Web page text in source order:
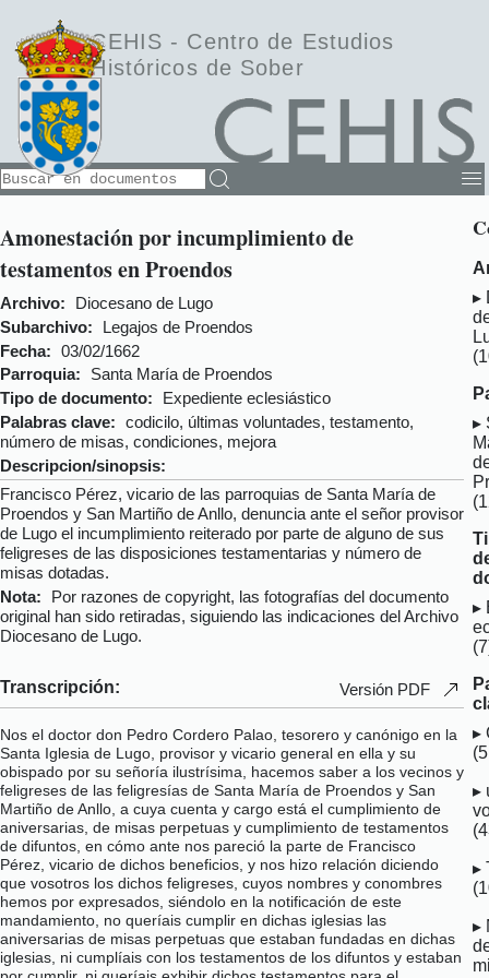
CEHIS - Centro de Estudios
Históricos de Sober
Amonestación por incumplimiento de
testamentos en Proendos
Archivo:
Diocesano de Lugo
Subarchivo:
Legajos de Proendos
Fecha:
03/02/1662
Parroquia:
Santa María de Proendos
Tipo de documento:
Expediente eclesiástico
Palabras clave:
codicilo, últimas voluntades, testamento,
número de misas, condiciones, mejora
Descripcion/sinopsis:
Francisco Pérez, vicario de las parroquias de Santa María de
Proendos y San Martiño de Anllo, denuncia ante el señor provisor
de Lugo el incumplimiento reiterado por parte de alguno de sus
feligreses de las disposiciones testamentarias y número de
misas dotadas.
Nota:
Por razones de copyright, las fotografías del documento
original han sido retiradas, siguiendo las indicaciones del Archivo
Diocesano de Lugo.
Transcripción: Versión PDF
Nos el doctor don Pedro Cordero Palao, tesorero y canónigo en la
Santa Iglesia de Lugo, provisor y vicario general en ella y su
obispado por su señoría ilustrísima, hacemos saber a los vecinos y
feligreses de las feligresías de Santa María de Proendos y San
Martiño de Anllo, a cuya cuenta y cargo está el cumplimiento de
aniversarias, de misas perpetuas y cumplimiento de testamentos
de difuntos, en cómo ante nos pareció la parte de Francisco
Pérez, vicario de dichos beneficios, y nos hizo relación diciendo
que vosotros los dichos feligreses, cuyos nombres y conombres
hemos por expresados, siéndolo en la notificación de este
mandamiento, no queríais cumplir en dichas iglesias las
aniversarias de misas perpetuas que estaban fundadas en dichas
iglesias, ni cumplíais con los testamentos de los difuntos y estaban